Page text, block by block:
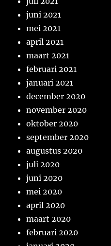
juni 2021
mei 2021
april 2021
maart 2021
februari 2021
januari 2021
december 2020
november 2020
oktober 2020
september 2020
augustus 2020
juli 2020
juni 2020
mei 2020
april 2020
maart 2020
februari 2020